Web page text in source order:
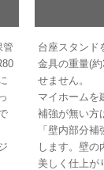
管
台座スタンド
金具の重量(
せません。
マイホームを
補強が無い方
「壁内部分
します。壁の
美しく仕上が